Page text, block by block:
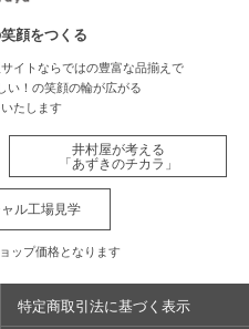
顔をつくる
イトならではの豊富な品揃えで
い！の笑顔の輪が広がる
たします
井村屋が考える
「あずきのチカラ」
ル工場見学
ップ価格となります
特定商取引法に基づく表示